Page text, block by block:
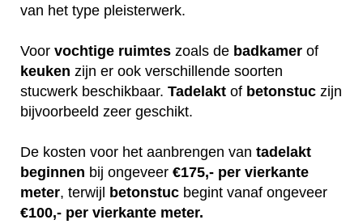
van het type pleisterwerk.
Voor vochtige ruimtes zoals de badkamer of
keuken zijn er ook verschillende soorten
stucwerk beschikbaar. Tadelakt of betonstuc zijn
bijvoorbeeld zeer geschikt.
De kosten voor het aanbrengen van tadelakt
beginnen bij ongeveer €175,- per vierkante
meter, terwijl betonstuc begint vanaf ongeveer
€100,- per vierkante meter.